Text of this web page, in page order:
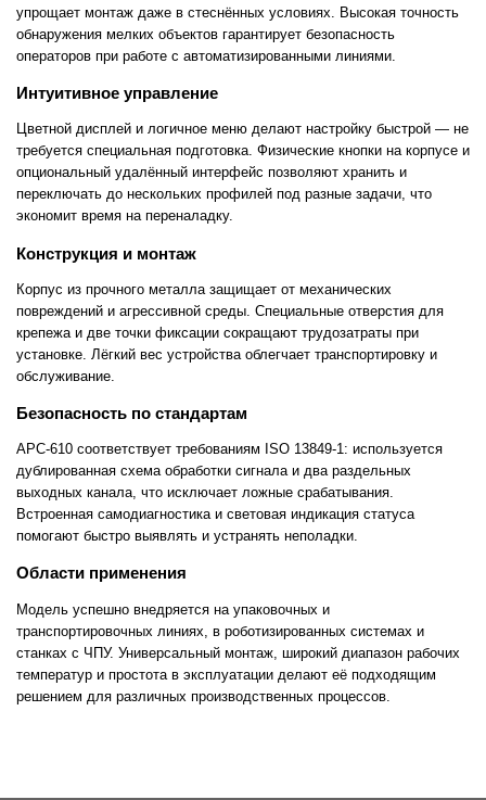
упрощает монтаж даже в стеснённых условиях. Высокая точность
обнаружения мелких объектов гарантирует безопасность
операторов при работе с автоматизированными линиями.
Интуитивное управление
Цветной дисплей и логичное меню делают настройку быстрой — не
требуется специальная подготовка. Физические кнопки на корпусе и
опциональный удалённый интерфейс позволяют хранить и
переключать до нескольких профилей под разные задачи, что
экономит время на переналадку.
Конструкция и монтаж
Корпус из прочного металла защищает от механических
повреждений и агрессивной среды. Специальные отверстия для
крепежа и две точки фиксации сокращают трудозатраты при
установке. Лёгкий вес устройства облегчает транспортировку и
обслуживание.
Безопасность по стандартам
APC-610 соответствует требованиям ISO 13849-1: используется
дублированная схема обработки сигнала и два раздельных
выходных канала, что исключает ложные срабатывания.
Встроенная самодиагностика и световая индикация статуса
помогают быстро выявлять и устранять неполадки.
Области применения
Модель успешно внедряется на упаковочных и
транспортировочных линиях, в роботизированных системах и
станках с ЧПУ. Универсальный монтаж, широкий диапазон рабочих
температур и простота в эксплуатации делают её подходящим
решением для различных производственных процессов.